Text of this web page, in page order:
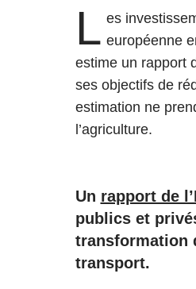
Voir toute la
L es
européenne
estime un rapport
ses objectifs de
estimation ne
l’agriculture.
Un rapport de
publics et
transformation
transport.